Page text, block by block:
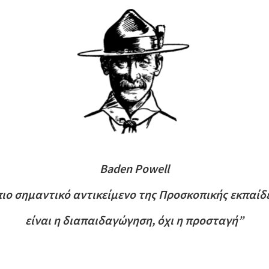
Baden Powell
σημαντικό αντικείμενο της Προσκοπικής
είναι η διαπαιδαγώγηση, όχι η προσταγή”